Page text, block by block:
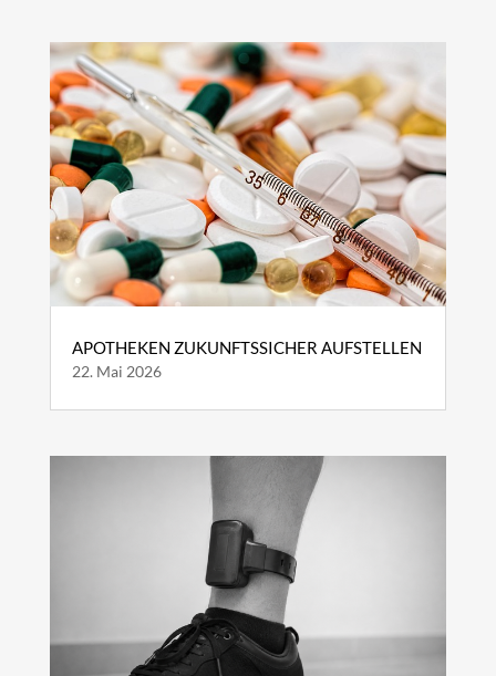
APOTHEKEN ZUKUNFTSSICHER AUFSTELLEN
22. Mai 2026